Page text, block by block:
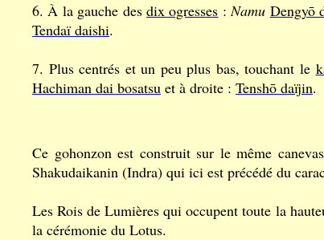
6. À la gauche desdix ogresses :Namu Dengyō
Tendaï daishi.
7. Plus centrés et un peu plus bas, touchant le
Hachiman dai bosatsu et à droite : Tenshō daïjin.
Ce gohonzon est construit sur le même
Shakudaikanin (Indra) qui ici est précédé du
Les Rois de Lumières qui occupent toute la
la cérémonie du Lotus.